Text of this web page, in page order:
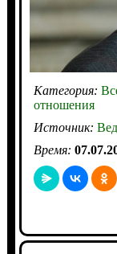
Категория:
отношения
Источник:
Время: